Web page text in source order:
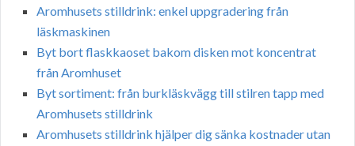
Aromhusets stilldrink: enkel uppgradering från
läskmaskinen
Byt bort flaskkaoset bakom disken mot koncentrat
från Aromhuset
Byt sortiment: från burkläskvägg till stilren tapp med
Aromhusets stilldrink
Aromhusets stilldrink hjälper dig sänka kostnader utan